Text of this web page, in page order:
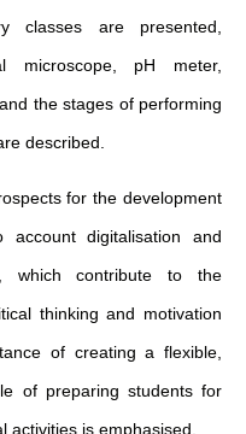
classes are presented,
pH meter,
the stages of performing
described.
for the development
digitalisation and
which contribute to the
thinking and motivation
of creating a flexible,
of preparing students for
activities is emphasised.